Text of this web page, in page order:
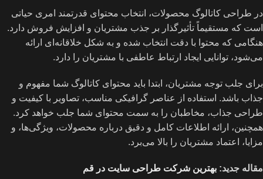
در طراحی کاتالوگ محصولات، انتخاب محتوای قدرتمند امری حیاتی
است که مستقیماً تأثیرگذار بر جذب مشتریان و افزایش فروش دارد.
هنگامی که محتوا با دقت انتخاب شده و به شکل خلاقانه‌ای ارائه
می‌شود، توانایی ایجاد ارتباط عاطفی با مشتریان را دارد.
برای جلب توجه مشتریان، ابتدا باید محتوای کاتالوگ شما مفهوم و
جذاب باشد. استفاده از عناصر گرافیکی مناسب، تصاویر با کیفیت و
طراحی جذاب، مخاطبان را به سمت محتوای شما جلب خواهد کرد.
همچنین، ارائه اطلاعات کامل و دقیق درباره محصولات، ویژگی‌ها، و
مزایا، اعتماد مشتریان را بالا می‌برد.
مقاله جدید: بهترین شرکت طراحی سایت در قم